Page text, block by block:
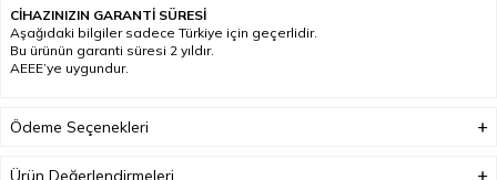
CİHAZINIZIN GARANTİ SÜRESİ
Aşağıdaki bilgiler sadece Türkiye için geçerlidir.
Bu ürünün garanti süresi 2 yıldır.
AEEE’ye uygundur.
Ödeme Seçenekleri
Ürün Değerlendirmeleri